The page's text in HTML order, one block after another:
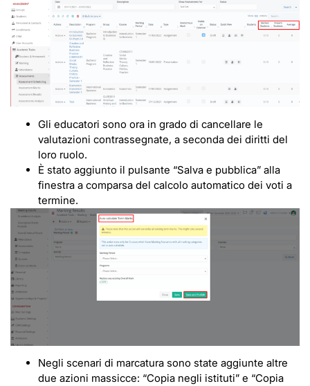
Gli educatori sono ora in grado di cancellare le
valutazioni contrassegnate, a seconda dei diritti del
loro ruolo.
È stato aggiunto il pulsante “Salva e pubblica” alla
finestra a comparsa del calcolo automatico dei voti a
termine.
Negli scenari di marcatura sono state aggiunte altre
due azioni massicce: “Copia negli istituti” e “Copia